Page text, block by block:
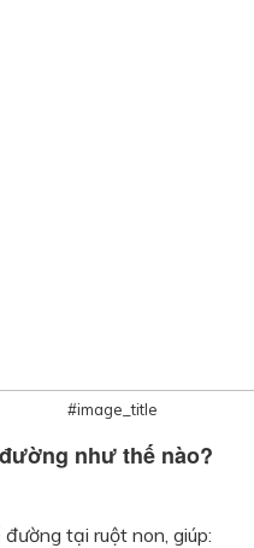
#image_title
như thế nào?
tại ruột non, giúp: